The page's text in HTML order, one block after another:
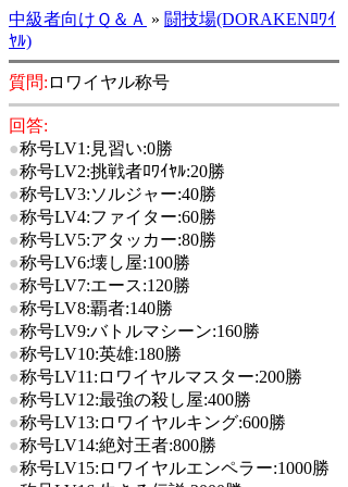
中級者向けＱ＆Ａ » 闘技場(DORAKENﾛﾜｲ
ﾔﾙ)
質問: ロワイヤル称号
回答:
●称号LV1:見習い:0勝
●称号LV2:挑戦者ﾛﾜｲﾔﾙ:20勝
●称号LV3:ソルジャー:40勝
●称号LV4:ファイター:60勝
●称号LV5:アタッカー:80勝
●称号LV6:壊し屋:100勝
●称号LV7:エース:120勝
●称号LV8:覇者:140勝
●称号LV9:バトルマシーン:160勝
●称号LV10:英雄:180勝
●称号LV11:ロワイヤルマスター:200勝
●称号LV12:最強の殺し屋:400勝
●称号LV13:ロワイヤルキング:600勝
●称号LV14:絶対王者:800勝
●称号LV15:ロワイヤルエンペラー:1000勝